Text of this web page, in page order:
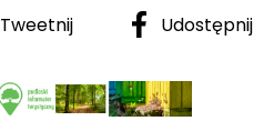
Tweetnij Udostępnij